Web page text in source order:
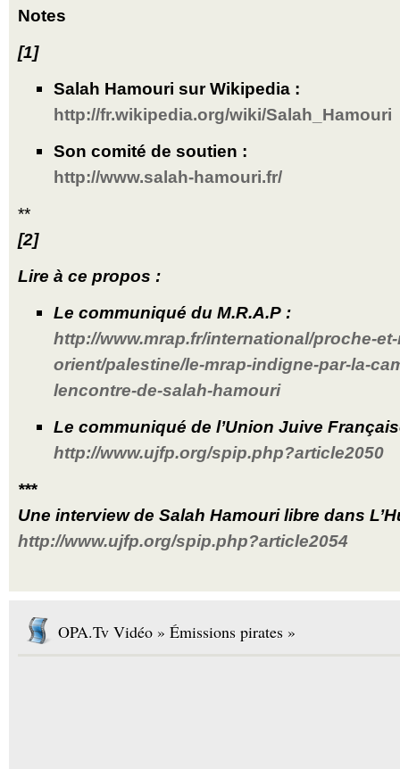
Notes
[1]
Salah Hamouri sur Wikipedia :
http://fr.wikipedia.org/wiki/Salah_Hamouri
Son comité de soutien :
http://www.salah-hamouri.fr/
**
[2]
Lire à ce propos :
Le communiqué du M.R.A.P :
http://www.mrap.fr/international/proche-
orient/palestine/le-mrap-indigne-par-la-
lencontre-de-salah-hamouri
Le communiqué de l’Union Juive
http://www.ujfp.org/spip.php?article2050
***
Une interview de Salah Hamouri libre dans
http://www.ujfp.org/spip.php?article2054
OPA.Tv Vidéo » Émissions pirates »